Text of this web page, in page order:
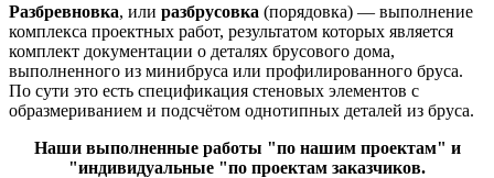
Разбревновка, или разбрусовка (порядовка) — выполнение
комплекса проектных работ, результатом которых является
комплект документации о деталях брусового дома,
выполненного из минибруса или профилированного бруса.
По сути это есть спецификация стеновых элементов с
образмериванием и подсчётом однотипных деталей из бруса.
Наши выполненные работы "по нашим проектам" и
"индивидуальные "по проектам заказчиков.